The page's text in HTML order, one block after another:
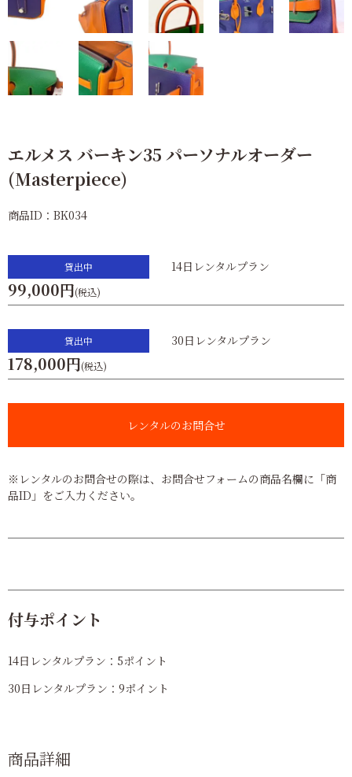
エルメス バーキン35 パーソナルオーダー
(Masterpiece)
商品ID：BK034
貸出中 14日レンタルプラン
99,000円(税込)
貸出中 30日レンタルプラン
178,000円(税込)
レンタルのお問合せ
※レンタルのお問合せの際は、お問合せフォームの商品名欄に「商
品ID」をご入力ください。
付与ポイント
14日レンタルプラン：5ポイント
30日レンタルプラン：9ポイント
商品詳細